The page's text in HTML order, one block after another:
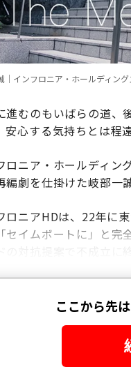
｜インフロニア・ホールディン
進むのもいばらの道
安心する気持ちとは程
ロニア・ホールディン
編劇を仕掛けた岐部一
ロニアHDは、22年に
セイムボートに」と完